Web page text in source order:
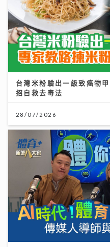
台灣米粉驗出一級致癌物
招自救去毒法
28/07/2026